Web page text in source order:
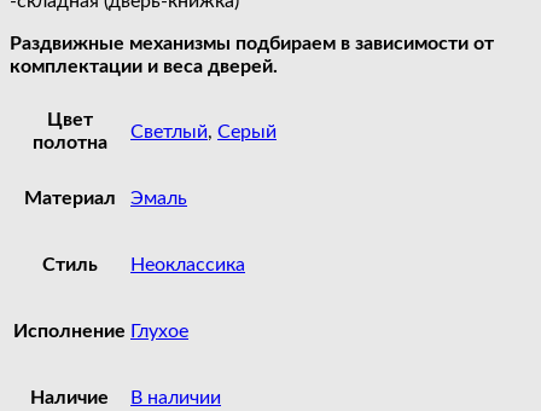
Раздвижные механизмы подбираем в зависимости от
комплектации и веса дверей.
Цвет
полотна
Светлый, Серый
Материал Эмаль
Стиль Неоклассика
Исполнение Глухое
Наличие В наличии